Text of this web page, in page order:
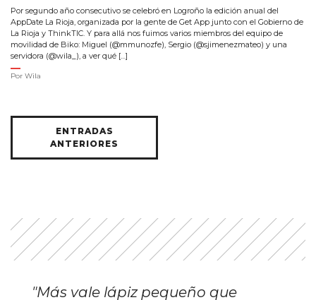
Por segundo año consecutivo se celebró en Logroño la edición anual del
AppDate La Rioja, organizada por la gente de Get App junto con el Gobierno de
La Rioja y ThinkTIC. Y para allá nos fuimos varios miembros del equipo de
movilidad de Biko: Miguel (@mmunozfe), Sergio (@sjimenezmateo) y una
servidora (@wila_), a ver qué […]
Por Wila
Navegación
entradas
ENTRADAS
ANTERIORES
"Más vale lápiz pequeño que